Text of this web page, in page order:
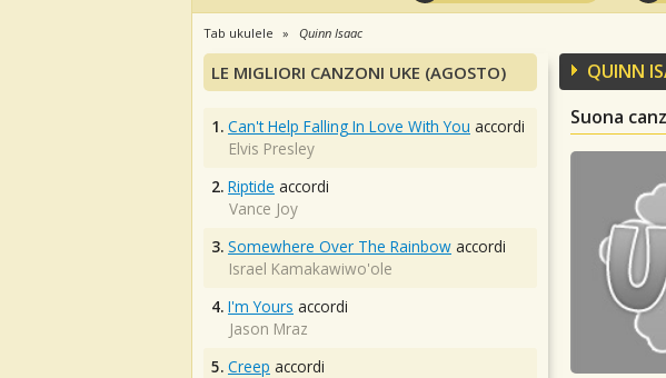
Tab ukulele Quinn Isaac
QUINN
Suona
LE MIGLIORI CANZONI UKE (AGOSTO)
1. Can't Help Falling In Love With You accordi
Elvis Presley
2. Riptide accordi
Vance Joy
3. Somewhere Over The Rainbow accordi
Israel Kamakawiwo'ole
4. I'm Yours accordi
Jason Mraz
5. Creep accordi